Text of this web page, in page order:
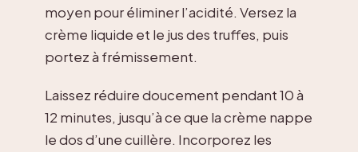
moyen pour éliminer l’acidité. Versez la
crème liquide et le jus des truffes, puis
portez à frémissement.
Laissez réduire doucement pendant 10 à
12 minutes, jusqu’à ce que la crème nappe
le dos d’une cuillère. Incorporez les